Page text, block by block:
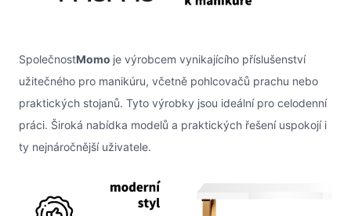
SpolečnostMomo je výrobcem vynikajícího příslušenství
užitečného pro manikúru, včetně pohlcovačů prachu nebo
praktických stojanů. Tyto výrobky jsou ideální pro celodenní
práci. Široká nabídka modelů a praktických řešení uspokojí i
ty nejnáročnější uživatele.